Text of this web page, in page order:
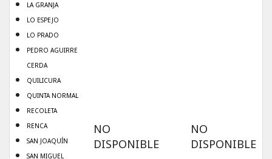
LA GRANJA
LO ESPEJO
LO PRADO
PEDRO AGUIRRE
CERDA
QUILICURA
QUINTA NORMAL
RECOLETA
RENCA
SAN JOAQUÍN
SAN MIGUEL
NO
DISPONIBLE
NO
DISPONIBLE